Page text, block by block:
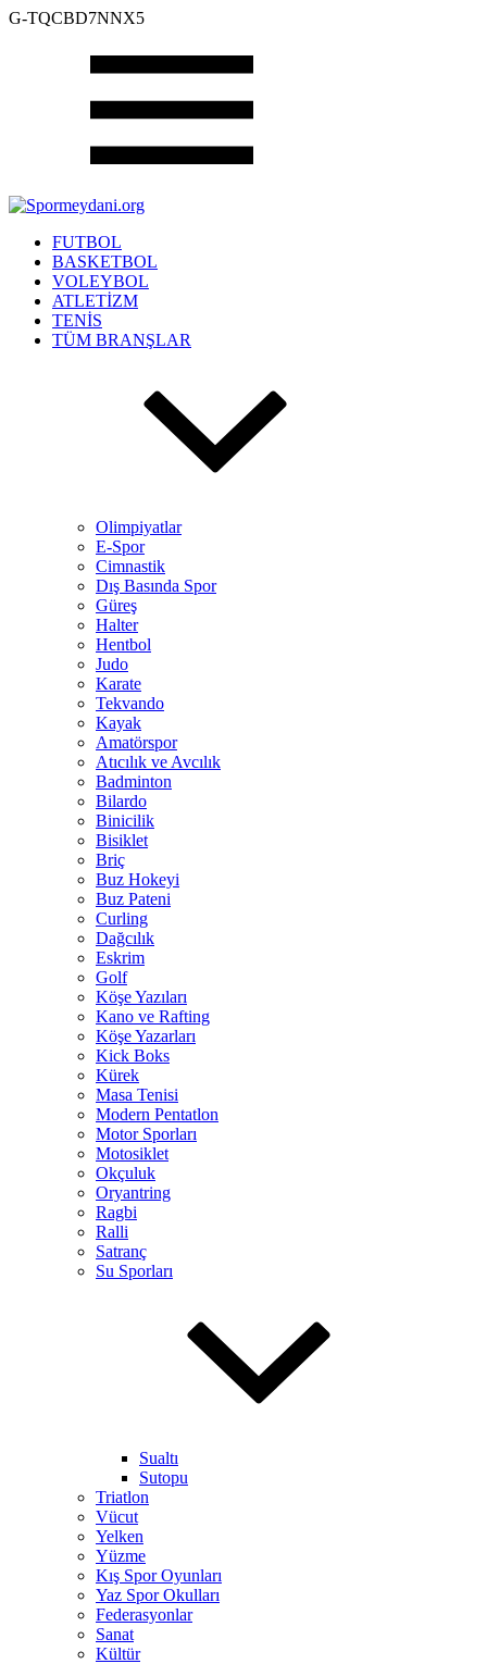
G-TQCBD7NNX5
FUTBOL
BASKETBOL
VOLEYBOL
ATLETİZM
TENİS
TÜM BRANŞLAR
Olimpiyatlar
E-Spor
Cimnastik
Dış Basında Spor
Güreş
Halter
Hentbol
Judo
Karate
Tekvando
Kayak
Amatörspor
Atıcılık ve Avcılık
Badminton
Bilardo
Binicilik
Bisiklet
Briç
Buz Hokeyi
Buz Pateni
Curling
Dağcılık
Eskrim
Golf
Köşe Yazıları
Kano ve Rafting
Köşe Yazarları
Kick Boks
Kürek
Masa Tenisi
Modern Pentatlon
Motor Sporları
Motosiklet
Okçuluk
Oryantring
Ragbi
Ralli
Satranç
Su Sporları
Sualtı
Sutopu
Triatlon
Vücut
Yelken
Yüzme
Kış Spor Oyunları
Yaz Spor Okulları
Federasyonlar
Sanat
Kültür